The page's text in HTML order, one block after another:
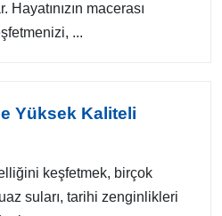
Hayatınızın macerası
...
Yüksek Kaliteli
keşfetmek, birçok
suları, tarihi zenginlikleri